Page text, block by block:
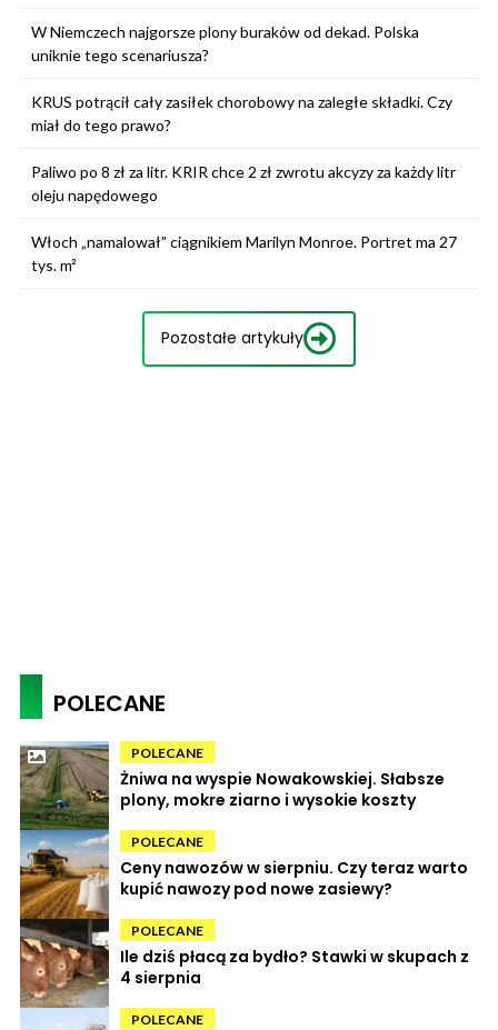
W Niemczech najgorsze plony buraków od dekad. Polska
uniknie tego scenariusza?
KRUS potrącił cały zasiłek chorobowy na zaległe składki. Czy
miał do tego prawo?
Paliwo po 8 zł za litr. KRIR chce 2 zł zwrotu akcyzy za każdy litr
oleju napędowego
Włoch „namalował” ciągnikiem Marilyn Monroe. Portret ma 27
tys. m²
Pozostałe artykuły
POLECANE
POLECANE
Żniwa na wyspie Nowakowskiej. Słabsze
plony, mokre ziarno i wysokie koszty
POLECANE
Ceny nawozów w sierpniu. Czy teraz warto
kupić nawozy pod nowe zasiewy?
POLECANE
Ile dziś płacą za bydło? Stawki w skupach z
4 sierpnia
POLECANE